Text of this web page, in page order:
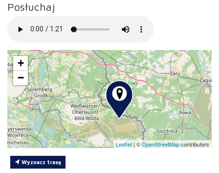
Posłuchaj
+
−
Leaflet | ©OpenStreetMapcontributors
Wyznacz trasę